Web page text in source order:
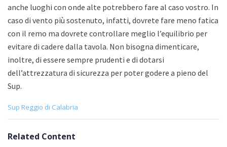
anche luoghi con onde alte potrebbero fare al caso vostro. In
caso di vento più sostenuto, infatti, dovrete fare meno fatica
con il remo ma dovrete controllare meglio l’equilibrio per
evitare di cadere dalla tavola. Non bisogna dimenticare,
inoltre, di essere sempre prudenti e di dotarsi
dell’attrezzatura di sicurezza per poter godere a pieno del
Sup.
C
e
Sup Reggio di Calabria
Related Content